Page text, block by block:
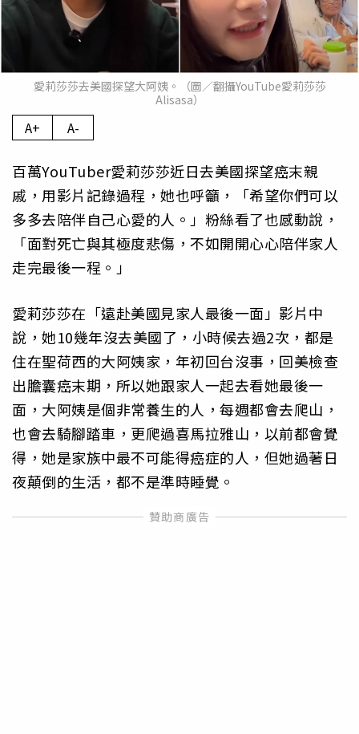
愛莉莎莎去美國探望大阿姨。（圖／翻攝YouTube愛莉莎莎
Alisasa）
A+ A-
百萬YouTuber愛莉莎莎近日去美國探望癌末親
戚，用影片記錄過程，她也呼籲，「希望你們可以
多多去陪伴自己心愛的人。」粉絲看了也感動說，
「面對死亡與其極度悲傷，不如開開心心陪伴家人
走完最後一程。」
愛莉莎莎在「遠赴美國見家人最後一面」影片中
說，她10幾年沒去美國了，小時候去過2次，都是
住在聖荷西的大阿姨家，年初回台沒事，回美檢查
出膽囊癌末期，所以她跟家人一起去看她最後一
面，大阿姨是個非常養生的人，每週都會去爬山，
也會去騎腳踏車，更爬過喜馬拉雅山，以前都會覺
得，她是家族中最不可能得癌症的人，但她過著日
夜顛倒的生活，都不是準時睡覺。